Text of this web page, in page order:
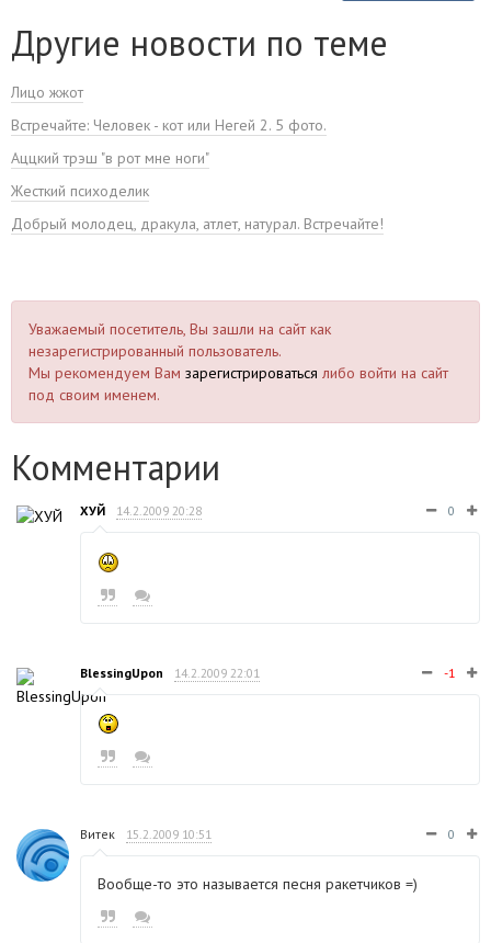
Другие новости по теме
Лицо жжот
Встречайте: Человек - кот или Негей 2. 5 фото.
Аццкий трэш "в рот мне ноги"
Жесткий психоделик
Добрый молодец, дракула, атлет, натурал. Встречайте!
Уважаемый посетитель, Вы зашли на сайт как
незарегистрированный пользователь.
Мы рекомендуем Вам зарегистрироваться либо войти на сайт
под своим именем.
Комментарии
ХУЙ 14.2.2009 20:28 0
BlessingUpon 14.2.2009 22:01 -1
Витек 15.2.2009 10:51 0
Вообще-то это называется песня ракетчиков =)